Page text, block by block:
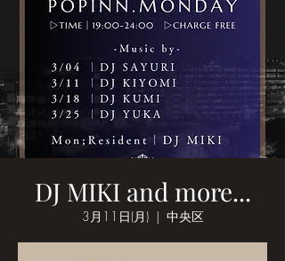
DJ MIKI and more...
3月11日(月)
  |
中央区